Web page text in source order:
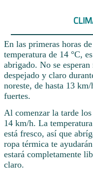
En las primeras horas
temperatura de 14 °C,
abrigado. No se
despejado y claro
noreste, de hasta 13
fuertes.
Al comenzar la tarde
14 km/h. La
está fresco, así que
ropa térmica te
estará completamente
claro.